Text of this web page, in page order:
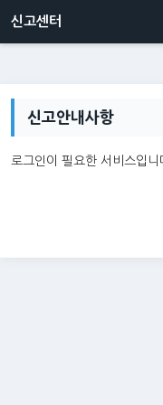
신고센터
신고센터
신고안내사항
로그인이 필요한 서비스입니